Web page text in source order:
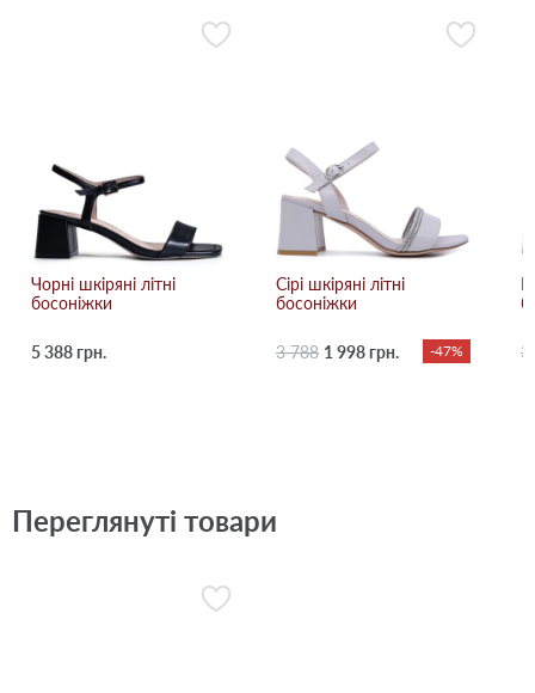
Чорні шкіряні літні
босоніжки
5 388 грн.
Сірі шкіряні літні
босоніжки
3 788 1 998 грн. -47% 3
Переглянуті товари